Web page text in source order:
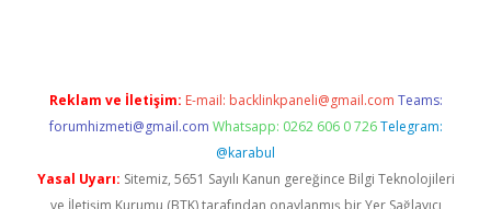
Reklam ve İletişim: E-mail: backlinkpaneli@gmail.com Teams:
forumhizmeti@gmail.com Whatsapp: 0262 606 0 726 Telegram:
@karabul
Yasal Uyarı: Sitemiz, 5651 Sayılı Kanun gereğince Bilgi Teknolojileri
ve İletişim Kurumu (BTK) tarafından onaylanmış bir Yer Sağlayıcı